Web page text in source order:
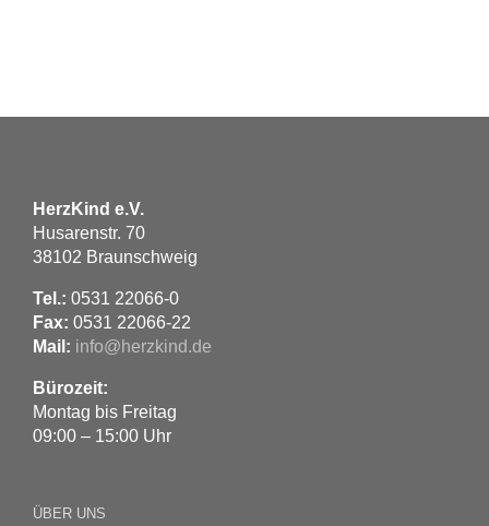
HerzKind e.V.
Husarenstr. 70
38102 Braunschweig
Tel.: 0531 22066-0
Fax: 0531 22066-22
Mail: info@herzkind.de
Bürozeit:
Montag bis Freitag
09:00 – 15:00 Uhr
ÜBER UNS